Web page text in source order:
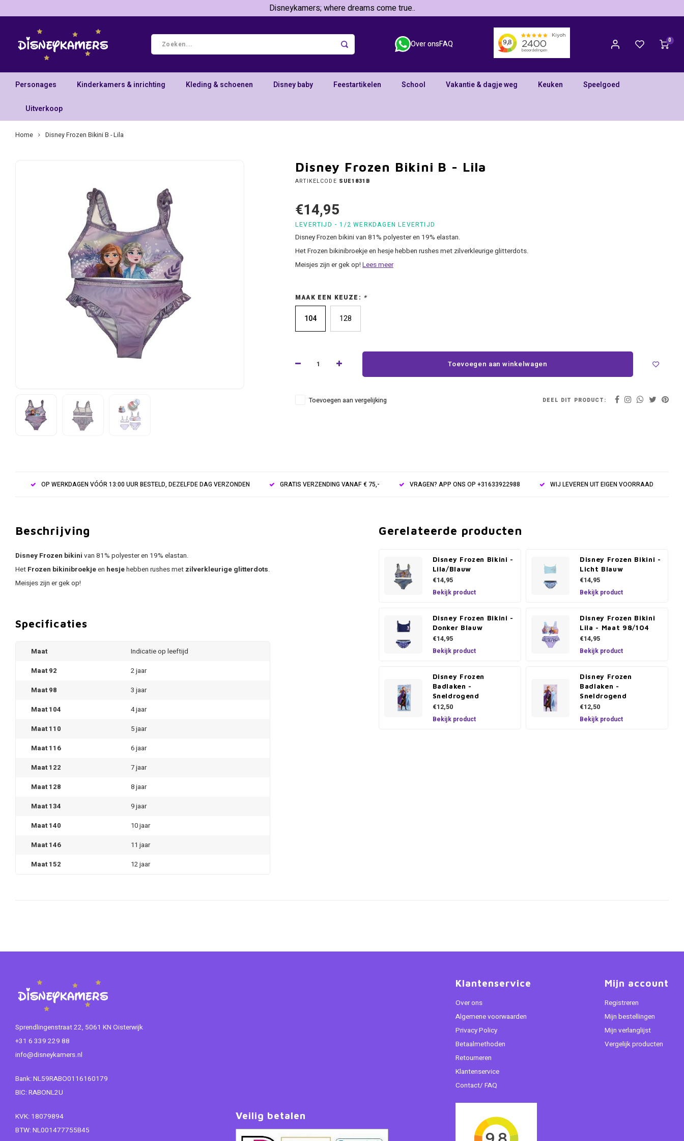
Disneykamers; where dreams come true..
Over onsFAQ 0
Personages Kinderkamers & inrichting Kleding & schoenen Disney baby Feestartikelen School Vakantie & dagje weg Keuken Speelgoed
Uitverkoop
Home Disney Frozen Bikini B - Lila
Disney Frozen Bikini B - Lila
ARTIKELCODE SUE1831B
€14,95
LEVERTIJD - 1/2 WERKDAGEN LEVERTIJD
Disney Frozen bikini van 81% polyester en 19% elastan.
Het Frozen bikinibroekje en hesje hebben rushes met zilverkleurige glitterdots.
Meisjes zijn er gek op!Lees meer
MAAK EEN KEUZE: *
104 128
Toevoegen aan winkelwagen
Toevoegen aan vergelijking DEEL DIT PRODUCT:
OP WERKDAGEN VÓÓR 13:00 UUR BESTELD, DEZELFDE DAG VERZONDEN GRATIS VERZENDING VANAF € 75,- VRAGEN? APP ONS OP +31633922988 WIJ LEVEREN UIT EIGEN VOORRAAD
Beschrijving
Disney Frozen bikini van 81% polyester en 19% elastan.
Het Frozen bikinibroekjeen hesjehebben rushes met zilverkleurige glitterdots.
Meisjes zijn er gek op!
Specificaties
Maat
Indicatie op leeftijd
Maat 92
2 jaar
Maat 98
3 jaar
Maat 104
4 jaar
Maat 110
5 jaar
Maat 116
6 jaar
Maat 122
7 jaar
Maat 128
8 jaar
Maat 134
9 jaar
Maat 140
10 jaar
Maat 146
11 jaar
Maat 152
12 jaar
Gerelateerde producten
Disney Frozen Bikini -
Lila/Blauw
€14,95
Bekijk product
Disney Frozen Bikini -
Licht Blauw
€14,95
Bekijk product
Disney Frozen Bikini -
Donker Blauw
€14,95
Bekijk product
Disney Frozen Bikini
Lila - Maat 98/104
€14,95
Bekijk product
Disney Frozen
Badlaken -
Sneldrogend
€12,50
Bekijk product
Disney Frozen
Badlaken -
Sneldrogend
€12,50
Bekijk product
Sprendlingenstraat 22, 5061 KN Oisterwijk
+31 6 339 229 88
info@disneykamers.nl
Bank: NL59RABO0116160179
BIC: RABONL2U
KVK: 18079894
BTW: NL001477755B45
Veilig betalen
Klantenservice
Over ons
Algemene voorwaarden
Privacy Policy
Betaalmethoden
Retourneren
Klantenservice
Contact/ FAQ
Mijn account
Registreren
Mijn bestellingen
Mijn verlanglijst
Vergelijk producten